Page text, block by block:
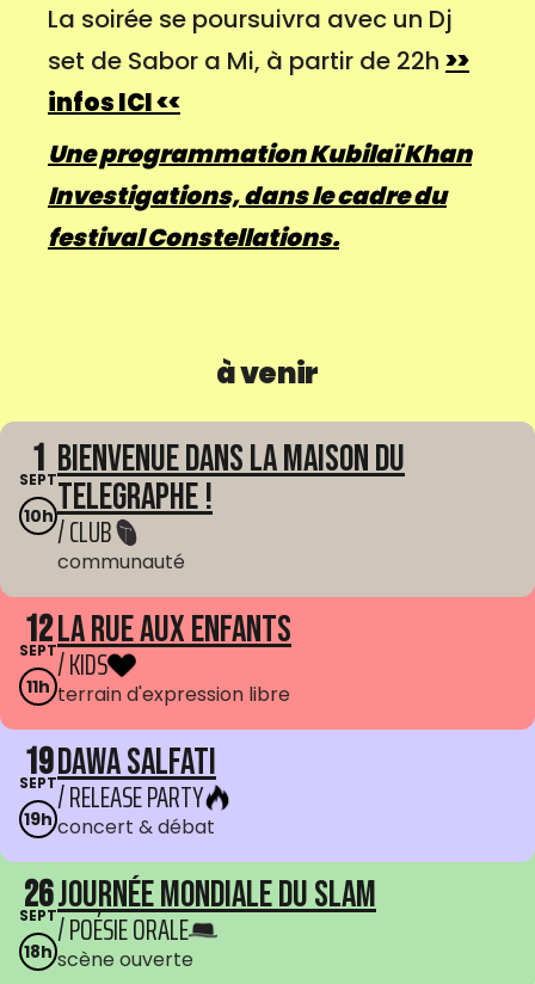
La soirée se poursuivra avec un Dj
set de Sabor a Mi, à partir de 22h >>
infos ICI <<
Une programmation Kubilaï Khan
Investigations, dans le cadre du
festival Constellations.
à venir
1
SEPT
10h
Bienvenue dans La Maison du
Telegraphe !
/ CLUB
communauté
12
SEPT
11h
La Rue aux enfants
/ KIDS
terrain d'expression libre
19
SEPT
19h
Dawa Salfati
/ RELEASE PARTY
concert & débat
26
SEPT
18h
Journée mondiale du Slam
/ POÉSIE ORALE
scène ouverte